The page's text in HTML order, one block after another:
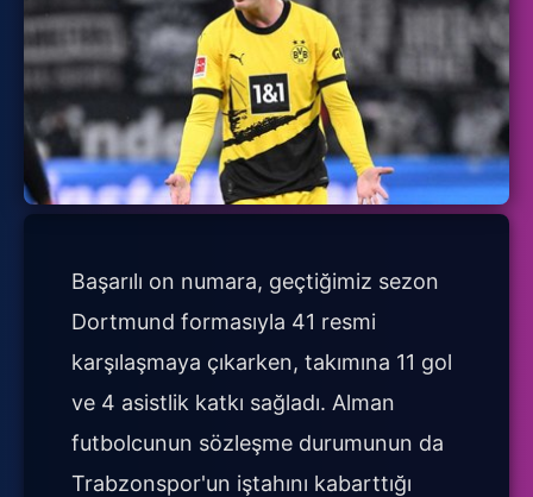
Başarılı on numara, geçtiğimiz sezon
Dortmund formasıyla 41 resmi
karşılaşmaya çıkarken, takımına 11 gol
ve 4 asistlik katkı sağladı. Alman
futbolcunun sözleşme durumunun da
Trabzonspor'un iştahını kabarttığı